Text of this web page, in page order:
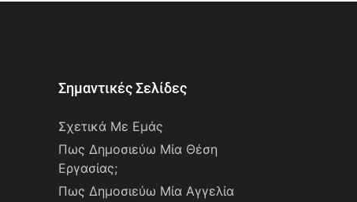
Σημαντικές Σελίδες
Σχετικά Με Εμάς
Πως Δημοσιεύω Μία Θέση
Εργασίας;
Πως Δημοσιεύω Μία Αγγελία